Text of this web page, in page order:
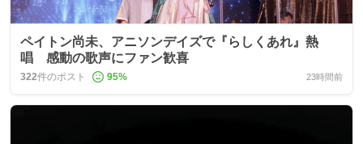
ペイトン尚未、アニソンデイズで『らしくあれ』熱
唱 感動の歌声にファン歓喜
322件のポスト 95% 23時間前